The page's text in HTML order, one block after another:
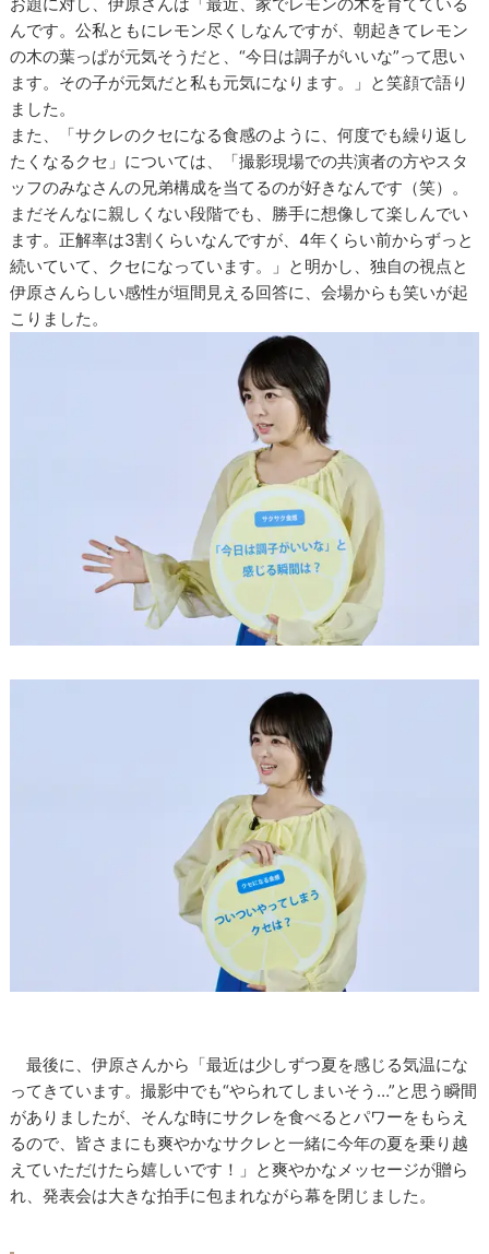
お題に対し、伊原さんは「最近、家でレモンの木を育てている
んです。公私ともにレモン尽くしなんですが、朝起きてレモン
の木の葉っぱが元気そうだと、“今日は調子がいいな”って思い
ます。その子が元気だと私も元気になります。」と笑顔で語り
ました。
また、「サクレのクセになる食感のように、何度でも繰り返し
たくなるクセ」については、「撮影現場での共演者の方やスタ
ッフのみなさんの兄弟構成を当てるのが好きなんです（笑）。
まだそんなに親しくない段階でも、勝手に想像して楽しんでい
ます。正解率は3割くらいなんですが、4年くらい前からずっと
続いていて、クセになっています。」と明かし、独自の視点と
伊原さんらしい感性が垣間見える回答に、会場からも笑いが起
こりました。
最後に、伊原さんから「最近は少しずつ夏を感じる気温にな
ってきています。撮影中でも“やられてしまいそう…”と思う瞬間
がありましたが、そんな時にサクレを食べるとパワーをもらえ
るので、皆さまにも爽やかなサクレと一緒に今年の夏を乗り越
えていただけたら嬉しいです！」と爽やかなメッセージが贈ら
れ、発表会は大きな拍手に包まれながら幕を閉じました。